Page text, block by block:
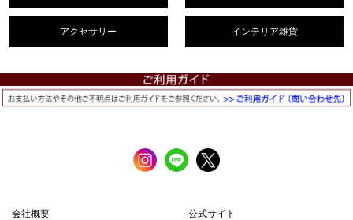
アクセサリー インテリア雑貨
会社概要 公式サイト